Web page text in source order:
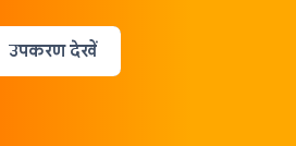
उपकरण देखें